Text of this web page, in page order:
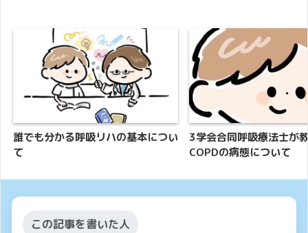
誰でも分かる呼吸リハの基本につい
て
3学会合同呼吸療法士が
COPDの病態について
この記事を書いた人